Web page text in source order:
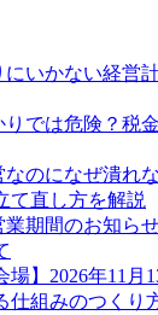
にいかない経営
りでは危険？税
なのになぜ潰れ
て直し方を解説
業期間のお知ら
場】2026年11
仕組みのつくり